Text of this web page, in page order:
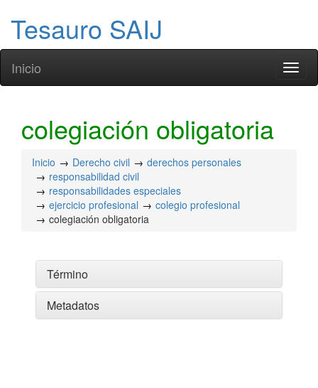
Tesauro SAIJ
Inicio
colegiación obligatoria
Inicio Derecho civil
derechos personales
responsabilidad civil
responsabilidades especiales
ejercicio profesional
colegio profesional
colegiación obligatoria
Término
Metadatos